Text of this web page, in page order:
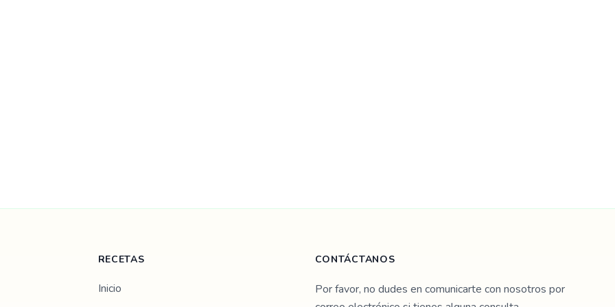
RECETAS
Inicio
CONTÁCTANOS
Por favor, no dudes en comunicarte con nosotros por